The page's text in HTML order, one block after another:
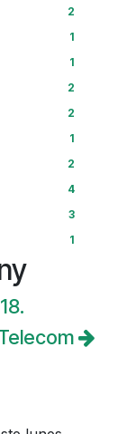
2
1
1
2
2
1
2
4
3
1